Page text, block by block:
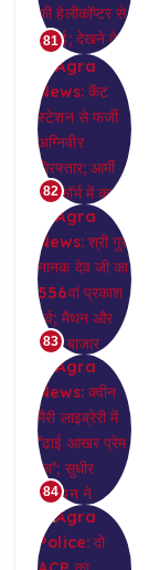
81
82
83
84